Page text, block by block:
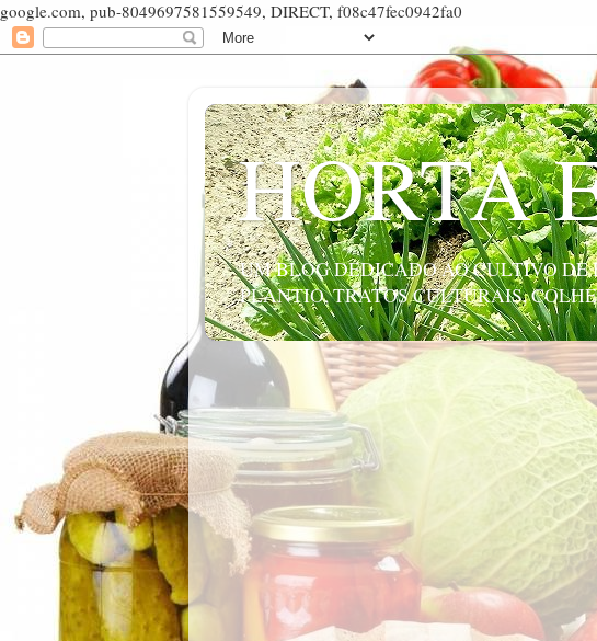
google.com, pub-8049697581559549, DIRECT, f08c47fec0942fa0
HORTA
UM BLOG DEDICADO AO CULTIVO DE
PLANTIO, TRATOS CULTURAIS,